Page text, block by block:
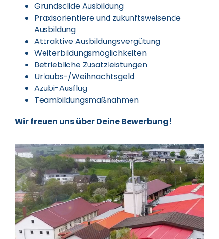
Grundsolide Ausbildung
Praxisorientiere und zukunftsweisende
Ausbildung
Attraktive Ausbildungsvergütung
Weiterbildungsmöglichkeiten
Betriebliche Zusatzleistungen
Urlaubs-/Weihnachtsgeld
Azubi-Ausflug
Teambildungsmaßnahmen
Wir freuen uns über Deine Bewerbung!